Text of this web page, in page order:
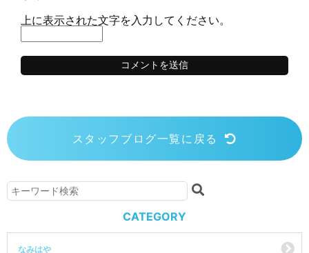
上に表示された文字を入力してください。
スタッフブログ一覧に戻る
CATEGORY
なみはや